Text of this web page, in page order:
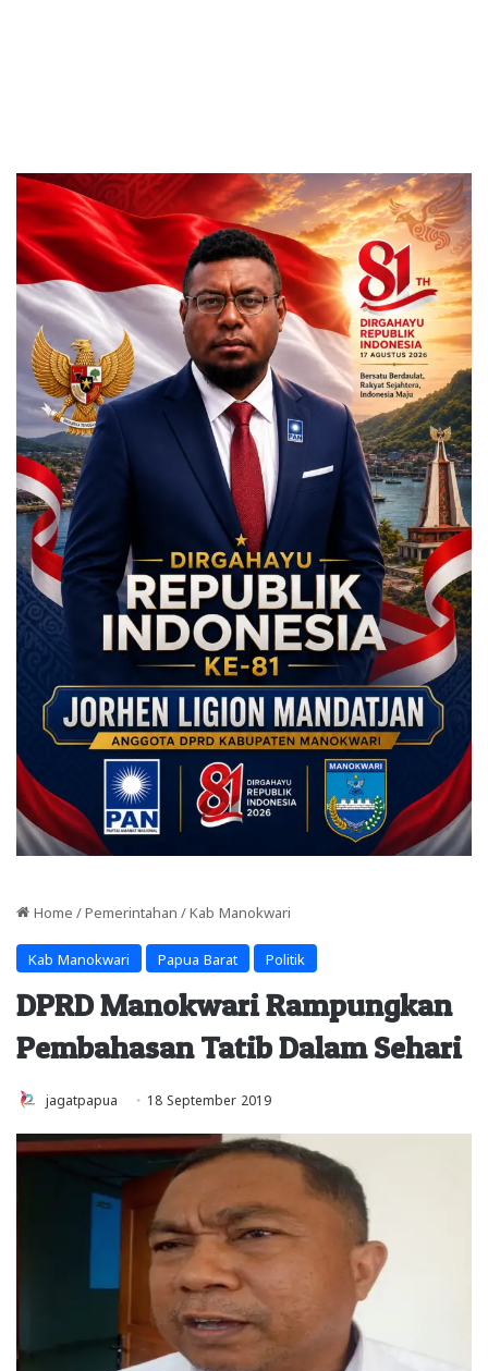
Home / Pemerintahan / Kab Manokwari
Kab Manokwari Papua Barat Politik
DPRD Manokwari Rampungkan
Pembahasan Tatib Dalam Sehari
jagatpapua 18 September 2019